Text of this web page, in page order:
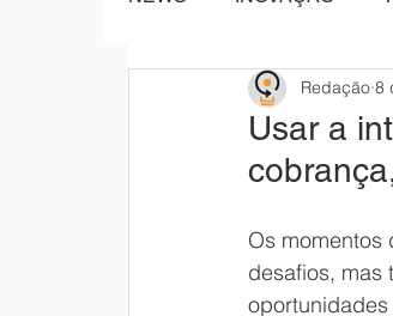
BRAND POST
Usar a
Redação 8
Os momentos
desafios, mas